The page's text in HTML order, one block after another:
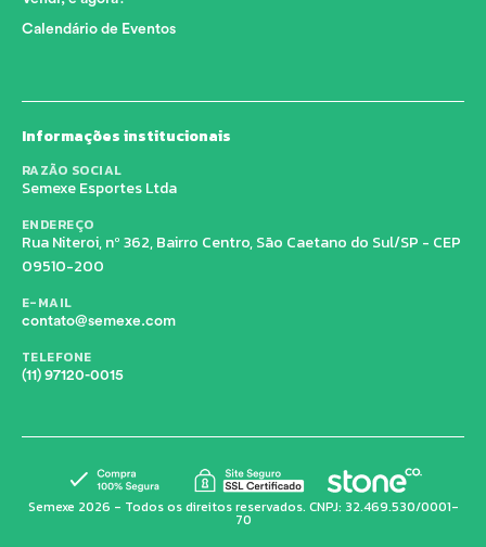
Calendário de Eventos
Informações institucionais
RAZÃO SOCIAL
Semexe Esportes Ltda
ENDEREÇO
Rua Niteroi, nº 362, Bairro Centro, São Caetano do Sul/SP - CEP
09510-200
E-MAIL
contato@semexe.com
TELEFONE
(11) 97120-0015
Semexe 2026 - Todos os direitos reservados. CNPJ: 32.469.530/0001-
70